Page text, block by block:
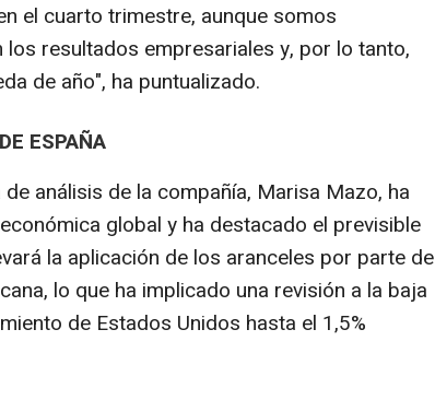
el cuarto trimestre, aunque somos
resultados empresariales y, por lo tanto,
de año", ha puntualizado.
ESPAÑA
análisis de la compañía, Marisa Mazo, ha
global y ha destacado el previsible
la aplicación de los aranceles por parte de
lo que ha implicado una revisión a la baja
de Estados Unidos hasta el 1,5%